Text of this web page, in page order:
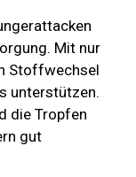
Mit nur
Stoffwechsel
unterstützen.
die Tropfen
gut